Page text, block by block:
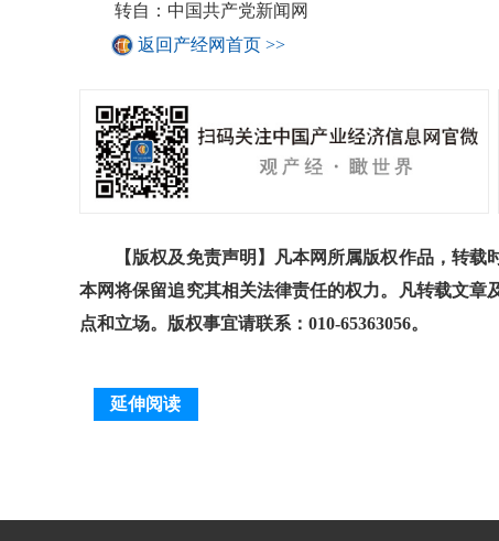
转自：中国共产党新闻网
返回产经网首页 >>
【版权及免责声明】凡本网所属版权作品，转载
本网将保留追究其相关法律责任的权力。凡转载文
点和立场。版权事宜请联系：010-65363056。
延伸阅读